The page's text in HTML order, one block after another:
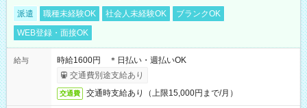
派遣 職種未経験OK 社会人未経験OK
ブランクOK
WEB登録・面接OK
給与
時給1600円 ＊日払い・週払いOK
交通費別途支給あり
交通費 交通時支給あり（上限15,000円まで/月）